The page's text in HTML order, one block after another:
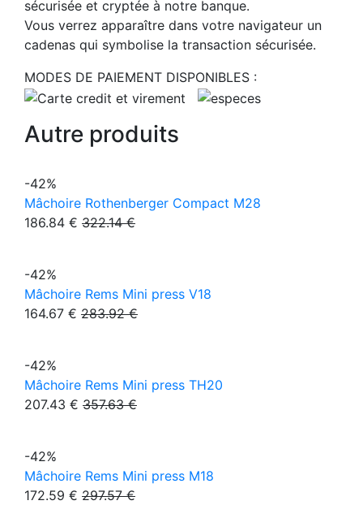
sécurisée et cryptée à notre banque.
Vous verrez apparaître dans votre navigateur un
cadenas qui symbolise la transaction sécurisée.
MODES DE PAIEMENT DISPONIBLES :
Autre produits
-42%
Mâchoire Rothenberger Compact M28
186.84 € 322.14 €
-42%
Mâchoire Rems Mini press V18
164.67 € 283.92 €
-42%
Mâchoire Rems Mini press TH20
207.43 € 357.63 €
-42%
Mâchoire Rems Mini press M18
172.59 € 297.57 €